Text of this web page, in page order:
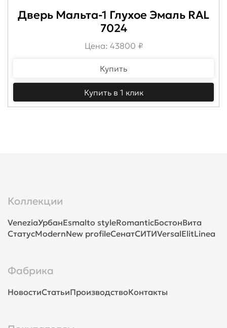
Дверь Мальта-1 Глухое Эмаль RAL
7024
Цена: 43800 ₽
Купить
Купить в 1 клик
Коллекции
VeneziaУрбанEsmalto styleRomanticБостонВита
СтатусModernNew profileСенатСИТИVersalElitLinea
Фабрика
НовостиСтатьиПроизводствоКонтакты